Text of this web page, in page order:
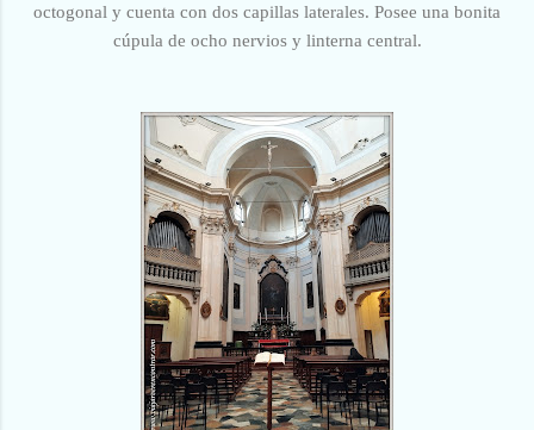
octogonal y cuenta con dos capillas laterales. Posee una bonita
cúpula de ocho nervios y linterna central.